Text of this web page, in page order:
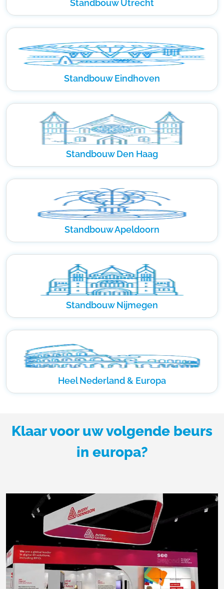
Standbouw Utrecht
Standbouw Eindhoven
Standbouw Den Haag
Standbouw Apeldoorn
Standbouw Nijmegen
Heel Nederland & Europa
Klaar voor uw volgende beurs
in europa?